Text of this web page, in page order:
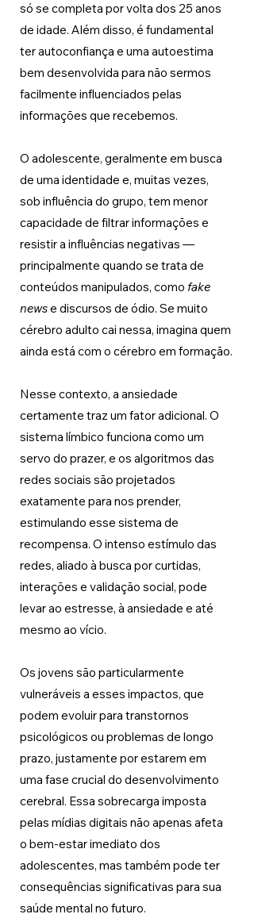
só se completa por volta dos 25 anos
de idade. Além disso, é fundamental
ter autoconfiança e uma autoestima
bem desenvolvida para não sermos
facilmente influenciados pelas
informações que recebemos.
O adolescente, geralmente em busca
de uma identidade e, muitas vezes,
sob influência do grupo, tem menor
capacidade de filtrar informações e
resistir a influências negativas —
principalmente quando se trata de
conteúdos manipulados, como fake
news e discursos de ódio. Se muito
cérebro adulto cai nessa, imagina quem
ainda está com o cérebro em formação.
Nesse contexto, a ansiedade
certamente traz um fator adicional. O
sistema límbico funciona como um
servo do prazer, e os algoritmos das
redes sociais são projetados
exatamente para nos prender,
estimulando esse sistema de
recompensa. O intenso estímulo das
redes, aliado à busca por curtidas,
interações e validação social, pode
levar ao estresse, à ansiedade e até
mesmo ao vício.
Os jovens são particularmente
vulneráveis a esses impactos, que
podem evoluir para transtornos
psicológicos ou problemas de longo
prazo, justamente por estarem em
uma fase crucial do desenvolvimento
cerebral. Essa sobrecarga imposta
pelas mídias digitais não apenas afeta
o bem-estar imediato dos
adolescentes, mas também pode ter
consequências significativas para sua
saúde mental no futuro.